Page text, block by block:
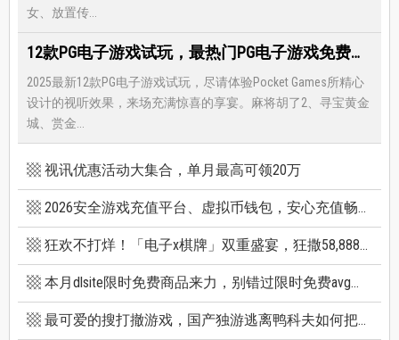
女、放置传...
12款PG电子游戏试玩，最热门PG电子游戏免费试玩，还有超多福利等著你
2025最新12款PG电子游戏试玩，尽请体验Pocket Games所精心
设计的视听效果，来场充满惊喜的享宴。麻将胡了2、寻宝黄金
城、赏金...
视讯优惠活动大集合，单月最高可领20万
2026安全游戏充值平台、虚拟币钱包，安心充值畅快游戏
狂欢不打烊！「电子x棋牌」双重盛宴，狂撒58,888巨额红利
本月dlsite限时免费商品来力，别错过限时免费avg成人游戏和免费插画集
最可爱的搜打撤游戏，国产独游逃离鸭科夫如何把搜打撤玩出新高度